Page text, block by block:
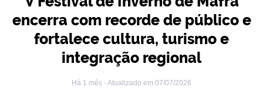
encerra com recorde de público e
fortalece cultura, turismo e
integração regional
Há 1 mês - Atualizado em 07/07/2026